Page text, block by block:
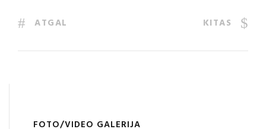
ATGAL KITAS
FOTO/VIDEO GALERIJA